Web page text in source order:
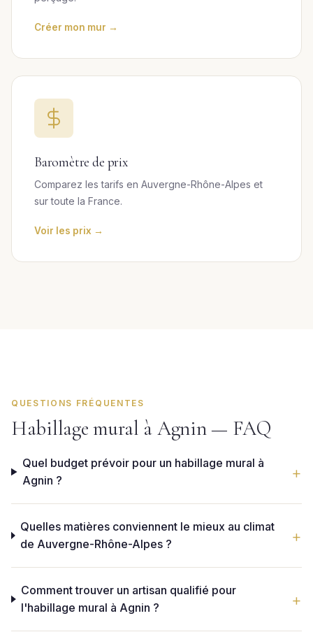
Créer mon mur →
Baromètre de prix
Comparez les tarifs en Auvergne-Rhône-Alpes et
sur toute la France.
Voir les prix →
QUESTIONS FRÉQUENTES
Habillage mural à Agnin — FAQ
Quel budget prévoir pour un habillage mural à
Agnin ?
Quelles matières conviennent le mieux au climat
de Auvergne-Rhône-Alpes ?
Comment trouver un artisan qualifié pour
l'habillage mural à Agnin ?